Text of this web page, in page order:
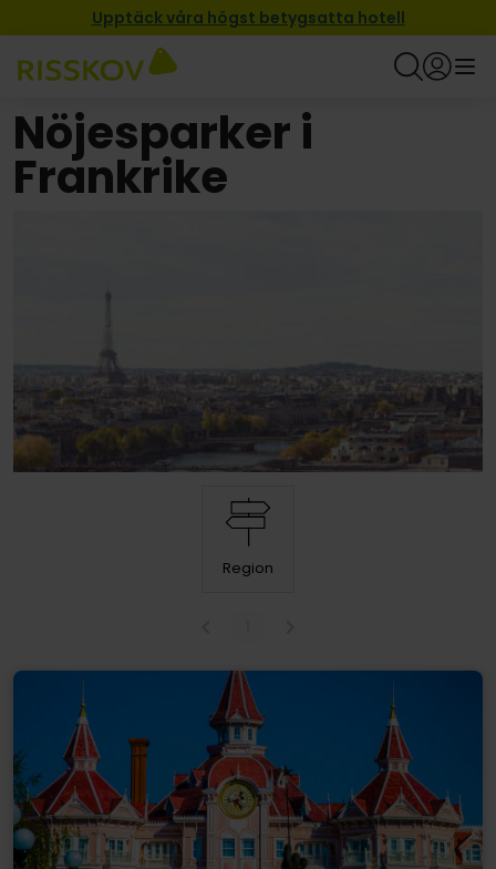
Upptäck våra högst betygsatta hotell
Nöjesparker i
Frankrike
Region